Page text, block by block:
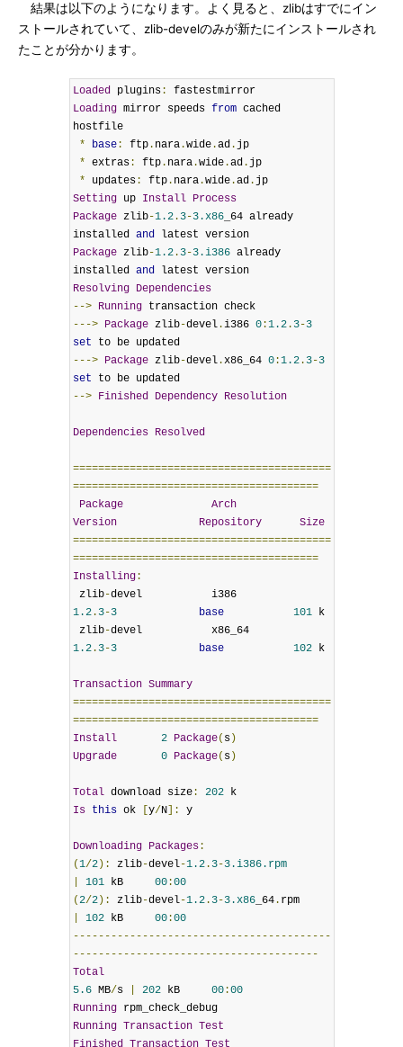
結果は以下のようになります。よく見ると、zlibはすでにイン
ストールされていて、zlib-develのみが新たにインストールされ
たことが分かります。
Loaded plugins:
fastestmirror
Loading mirror speeds from cached
hostfile
*
base: ftp. nara.wide.ad. jp
* extras: ftp. nara.wide.ad. jp
* updates: ftp. nara.wide.ad.
jp
Setting up Install
Process
Package zlib-1.2. 3-3.x86_64 already
installed and
latest version
Package zlib-1.2. 3-3.i386 already
installed and
latest version
Resolving
Dependencies
-->
Running
transaction check
--->
Package zlib-devel.i386 0:1.2. 3-3
set
to be updated
--->
Package zlib-devel.x86_64 0:1.2. 3-3
set
to be updated
-->
Finished Dependency Resolution
Dependencies Resolved
=========================================
=======================================
Package
Arch
Version
Repository
Size
=========================================
=======================================
Installing:
zlib-
devel           i386
1.2. 3-3 base 101 k
zlib-
devel           x86_64
1.2. 3-3 base 102 k
Transaction Summary
=========================================
=======================================
Install
2 Package( s)
Upgrade
0 Package( s)
Total download size: 202
k
Is
this ok y/N]: y
Downloading Packages:
(1/2): zlib-devel-1.2. 3-3.i386.rpm
101 kB 00:00
(2/2): zlib-devel-1.2. 3-3.x86_64.
102 kB 00:00
-----------------------------------------
---------------------------------------
Total
5.6 MB/s 202 kB 00:00
Running
rpm_check_debug
Running Transaction Test
Finished Transaction Test